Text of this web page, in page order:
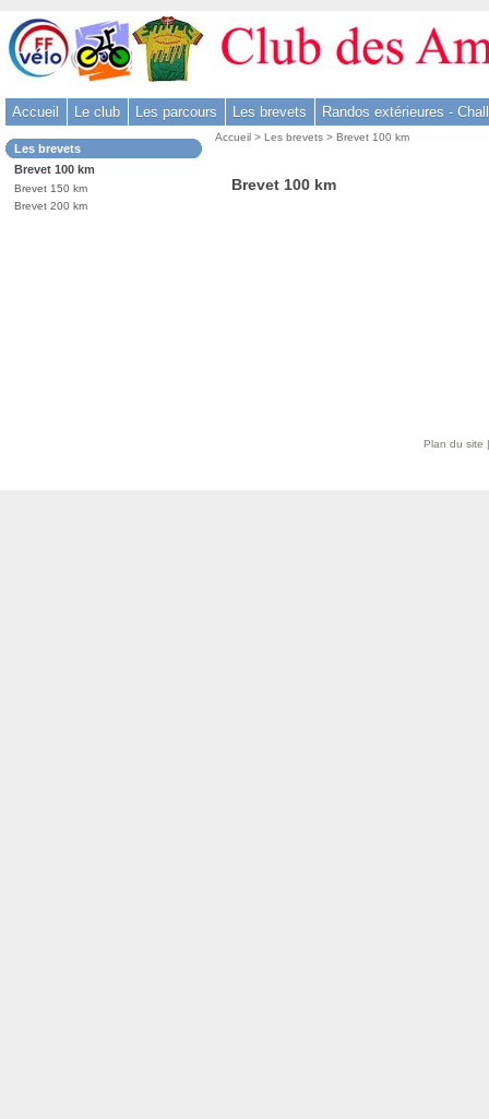
Aller
au
contenu
Aller
menu
-
Accueil Le club Les parcours Les brevets Randos extérieures -
Dans
la
rubrique
:
Les brevets
Brevet 100 km
Brevet 150 km
Brevet 200 km
Vous
Accueil >Les brevets > Brevet 100 km
Brevet 100 km
Plan du site